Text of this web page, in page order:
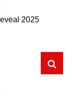
2025